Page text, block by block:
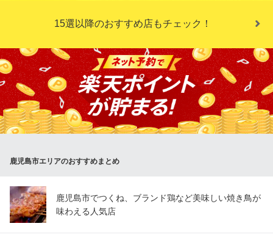
父が実家の畑で作る野菜や、マダム実家のお隣のかたのイタリア
野菜が届きます。イタリアで食べていたのと同じ味の野菜たちが
す。チプレッソの野菜のスープは野菜だけなのにびっくりするく
らい味が濃いんですよ！
Il Cipresso
イタリアンレストラン
鹿児島市電天文館通電停 徒歩3分
15選以降のおすすめ店もチェック！
鹿児島市エリアのおすすめまとめ
鹿児島市でつくね、ブランド鶏など美味しい焼き鳥が
味わえる人気店